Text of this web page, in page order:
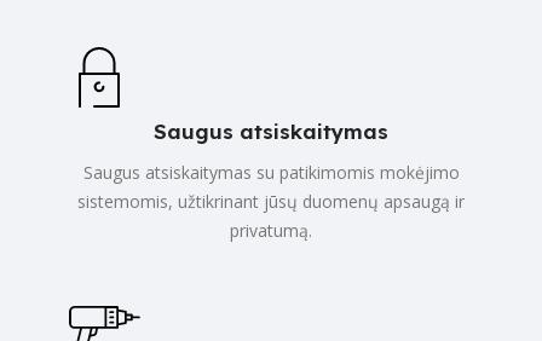
Saugus atsiskaitymas
Saugus atsiskaitymas su patikimomis mokėjimo
sistemomis, užtikrinant jūsų duomenų apsaugą ir
privatumą.